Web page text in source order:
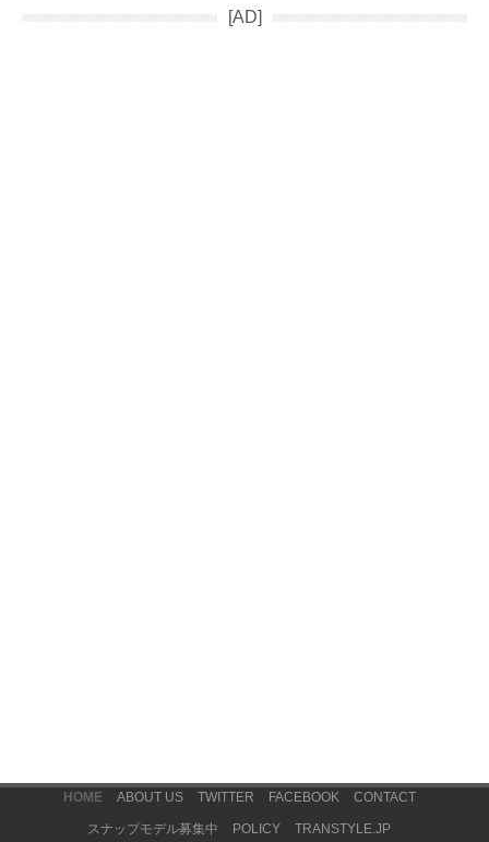
[AD]
Footer Menu
HOME ABOUT US TWITTER FACEBOOK CONTACT
スナップモデル募集中 POLICY TRANSTYLE.JP